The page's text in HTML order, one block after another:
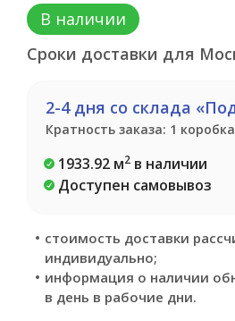
В наличии
Сроки доставки для
2-4 дня со склада
Кратность заказа: 1
1933.92 м2 в наличии
Доступен самовывоз
стоимость доставки
индивидуально;
информация о наличии
в день в рабочие дни.